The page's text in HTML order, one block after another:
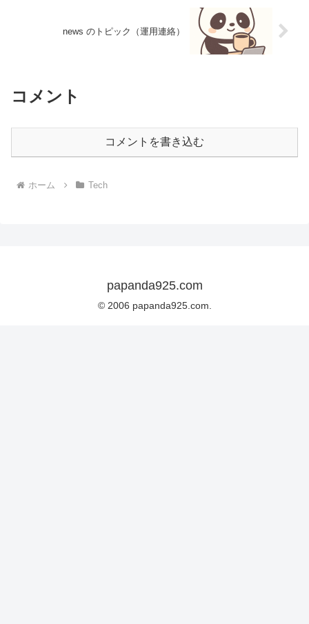
news のトピック（運用連絡）
コメント
コメントを書き込む
ホーム Tech
papanda925.com
© 2006 papanda925.com.